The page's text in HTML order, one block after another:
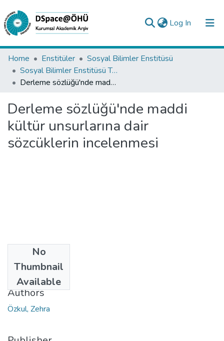
Log In (current)
Collections
All of DSpace
Analyze
Request/Question
Home Enstitüler
Sosyal Bilimler Enstitüsü
Sosyal Bilimler Enstitüsü Tez Koleksiyonu
Derleme sözlüğü'nde maddi kültür unsurlarına dair sözcüklerin incelenmesi
Derleme sözlüğü'nde maddi
kültür unsurlarına dair
sözcüklerin incelenmesi
No
Thumbnail
Available
2022
Authors
Özkul, Zehra